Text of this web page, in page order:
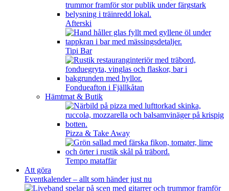
Afterski
Tipi Bar
Fondueafton i Fjällkåtan
Hämtmat & Butik
Pizza & Take Away
Tempo mataffär
Att göra
Eventkalender – allt som händer just nu